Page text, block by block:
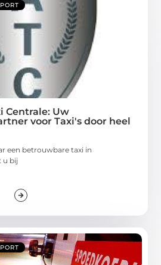
Centrale: Uw
voor Taxi's door heel
een betrouwbare taxi in
u bij